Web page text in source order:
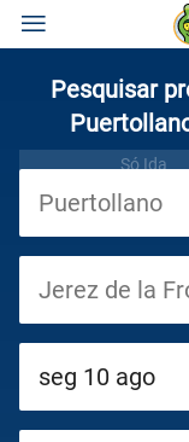
Cruzeiros
Pesquisar
Só Ida